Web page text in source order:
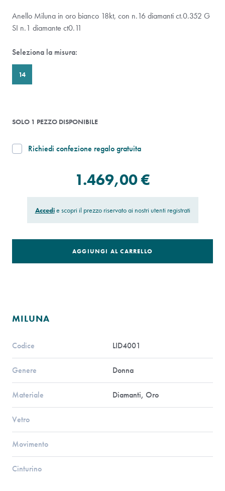
Anello Miluna in oro bianco 18kt, con n.16 diamanti ct.0.352 G
SI n.1 diamante ct0.11
Seleziona la misura:
14
SOLO 1 PEZZO DISPONIBILE
Richiedi confezione regalo gratuita
1.469,00 €
Accedie scopri il prezzo riservato ai nostri utenti registrati
AGGIUNGI AL CARRELLO
MILUNA
Codice LID4001
Genere Donna
Materiale Diamanti, Oro
Vetro
Movimento
Cinturino